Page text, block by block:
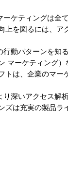
ケティングは全
上を図るには、ア
動パターンを知
マーケティング
トは、企業のマー
深いアクセス解
は充実の製品ラ